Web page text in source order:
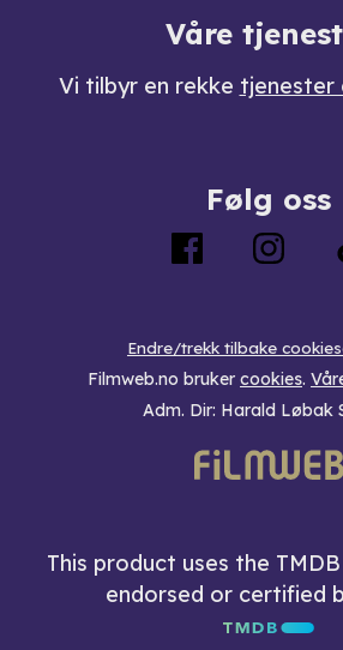
Våre
Vi tilbyr en rekke tjenester
Følg oss
Endre/trekk tilbake
Filmweb.no bruker cookies.
Adm. Dir: Harald Løbak
This product uses the
endorsed or certified